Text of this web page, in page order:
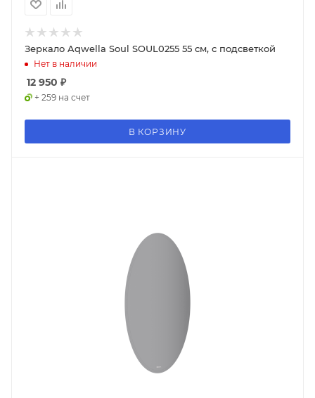
Зеркало Aqwella Soul SOUL0255 55 см, с подсветкой
Нет в наличии
12 950 ₽
+ 259 на счет
В КОРЗИНУ